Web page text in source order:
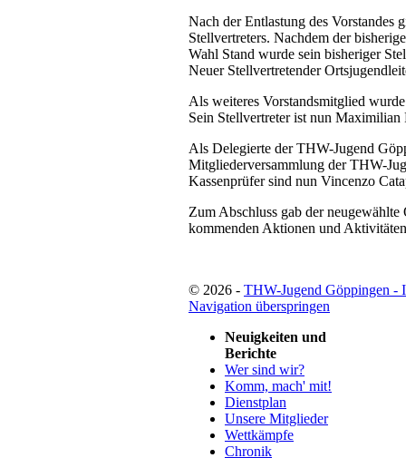
Nach der Entlastung des Vorstandes
Stellvertreters. Nachdem der
Wahl Stand wurde sein bisheriger
Neuer Stellvertretender
Als weiteres Vorstandsmitglied
Sein Stellvertreter ist nun Maximilian
Als Delegierte der THW-Jugend
Mitgliederversammlung der THW-
Kassenprüfer sind nun Vincenzo
Zum Abschluss gab der
kommenden Aktionen und Aktivitäten
© 2026 - THW-Jugend Göppingen -
Navigation überspringen
Neuigkeiten und
Berichte
Wer sind wir?
Komm, mach' mit!
Dienstplan
Unsere Mitglieder
Wettkämpfe
Chronik